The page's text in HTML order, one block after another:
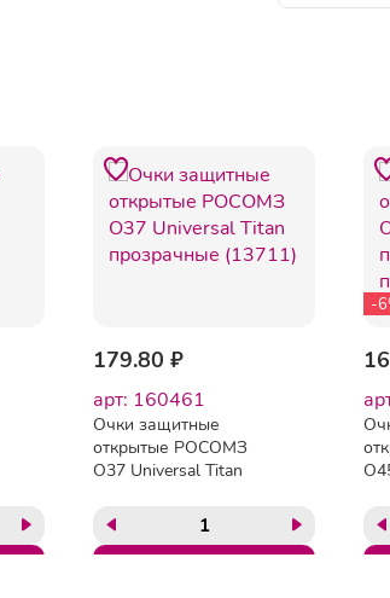
179.80 ₽
арт: 160461
Очки защитные
открытые РОСОМЗ
О37 Universal Titan
-